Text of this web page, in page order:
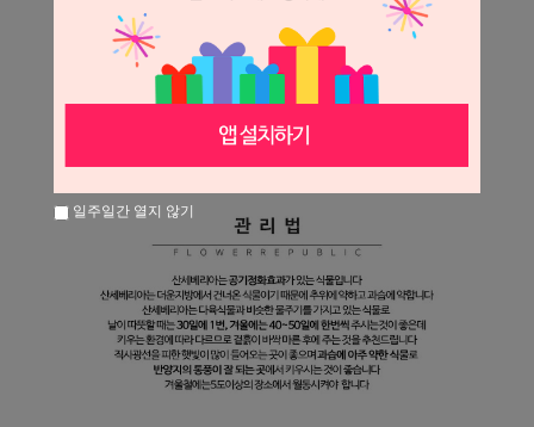
일주일간 열지 않기